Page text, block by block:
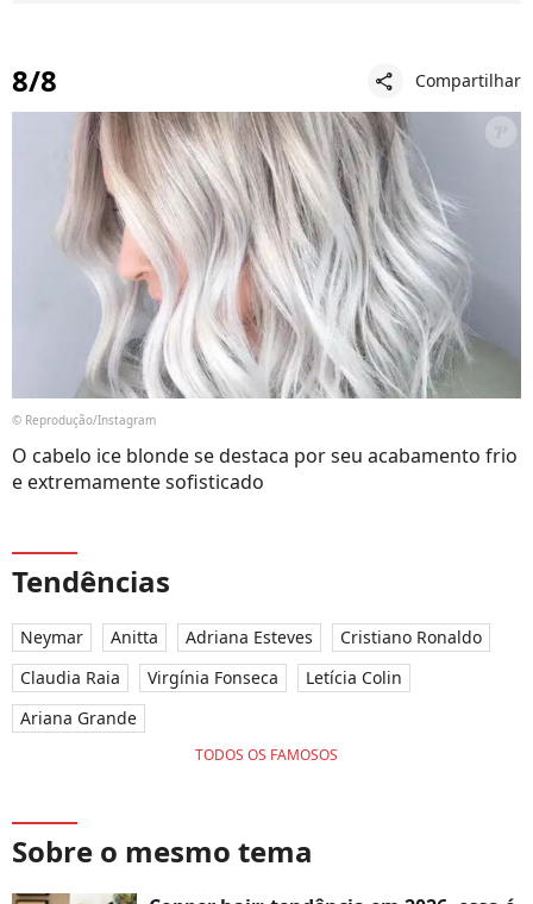
8/8 share Compartilhar
© Reprodução/Instagram
O cabelo ice blonde se destaca por seu acabamento frio
e extremamente sofisticado
Tendências
Neymar Anitta Adriana Esteves
Cristiano Ronaldo
Claudia Raia
Virgínia Fonseca
Letícia Colin
Ariana Grande
TODOS OS FAMOSOS
Sobre o mesmo tema